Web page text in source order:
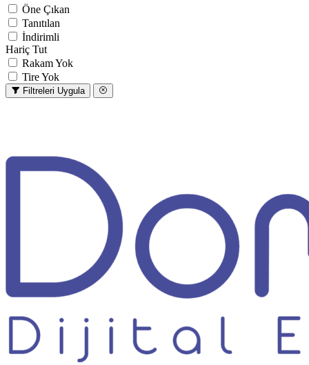
Öne Çıkan
Tanıtılan
İndirimli
Hariç Tut
Rakam Yok
Tire Yok
Filtreleri Uygula